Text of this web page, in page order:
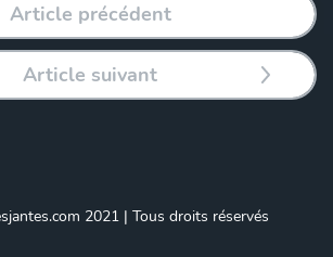
Article précédent
Article suivant
2021 | Tous droits réservés